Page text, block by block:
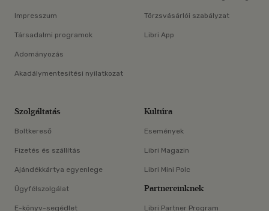
Impresszum
Társadalmi programok
Adományozás
Akadálymentesítési nyilatkozat
Törzsvásárlói szabályzat
Libri App
Szolgáltatás
Boltkereső
Fizetés és szállítás
Ajándékkártya egyenlege
Ügyfélszolgálat
E-könyv-segédlet
Kultúra
Események
Libri Magazin
Libri Mini Polc
Partnereinknek
Libri Partner Program